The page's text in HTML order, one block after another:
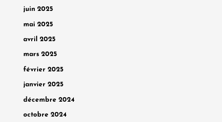
juin 2025
mai 2025
avril 2025
mars 2025
février 2025
janvier 2025
décembre 2024
octobre 2024